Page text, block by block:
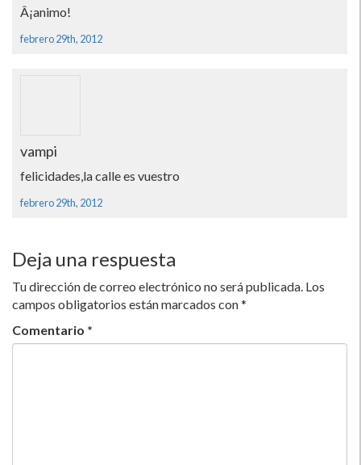
Â¡animo!
febrero 29th, 2012
vampi
felicidades,la calle es vuestro
febrero 29th, 2012
Deja una respuesta
Tu dirección de correo electrónico no será publicada. Los
campos obligatorios están marcados con*
Comentario *